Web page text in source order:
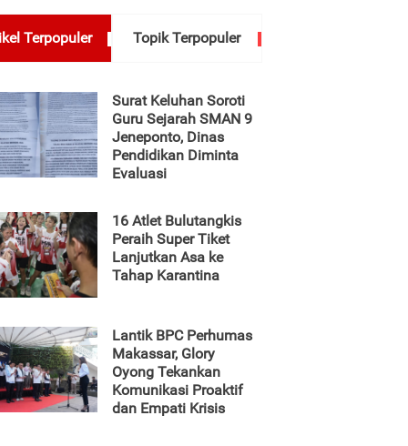
Terpopuler Topik Terpopuler
Surat Keluhan Soroti
Guru Sejarah SMAN 9
Jeneponto, Dinas
Pendidikan Diminta
Evaluasi
16 Atlet Bulutangkis
Peraih Super Tiket
Lanjutkan Asa ke
Tahap Karantina
Lantik BPC Perhumas
Makassar, Glory
Oyong Tekankan
Komunikasi Proaktif
dan Empati Krisis